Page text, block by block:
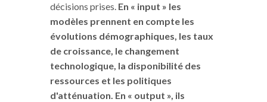
décisions prises. En « input » les
modèles prennent en compte les
évolutions démographiques, les taux
de croissance, le changement
technologique, la disponibilité des
ressources et les politiques
d'atténuation. En « output », ils